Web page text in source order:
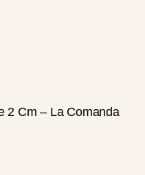
2 Cm – La Comanda